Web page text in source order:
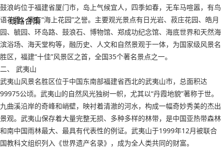
线路合集
鼓浪屿位于福建省厦门市，岛上气候宜人，四季如春，无车马喧嚣，有鸟
语花香，素有“海上花园”之誉。主要观光景点有日光岩、菽庄花园、皓月
园、毓园、环岛路、鼓浪石、博物馆、郑成功纪念馆、海底世界和天然海
滨浴场、海天堂构等，融历史、人文和自然景观于一体，为国家级风景名
胜区，福建“十佳”风景区之首，全国35个著名景点之一。
二、 武夷山
武夷山风景名胜区位于中国东南部福建省西北的武夷山市，总面积达
99975公顷。武夷山的自然风光独树一帜，尤其以“丹霞地貌”著称于世。
九曲溪沿岸的奇峰和峭壁，映衬着清澈的河水，构成一幅奇妙秀美的杰出
景观。武夷山保存着大量完整无损、多种多样的林带，是中国亚热带森林
和南中国雨林最大、最具有代表性的例证。武夷山于1999年12月被联合
国教科文组织列入《世界遗产名录》，成为全人类共同的财富。